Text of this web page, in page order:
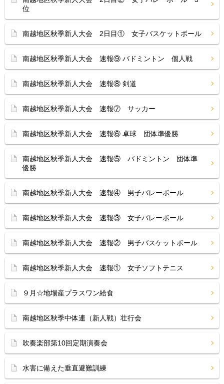
位
南越地区秋季新人大会 2日目① 女子バスケットボール
南越地区秋季新人大会 速報⑨ バドミントン 個人戦
南越地区秋季新人大会 速報⑧ 剣道
南越地区秋季新人大会 速報⑦ サッカー
南越地区秋季新人大会 速報⑥ 卓球 団体準優勝
南越地区秋季新人大会 速報⑤ バドミントン 団体準
優勝
南越地区秋季新人大会 速報④ 男子バレーボール
南越地区秋季新人大会 速報③ 女子バレーボール
南越地区秋季新人大会 速報② 男子バスケットボール
南越地区秋季新人大会 速報① 女子ソフトテニス
９月☆地場産プラスワン給食
南越地区秋季中体連（新人戦）壮行会
吹奏楽部第10回定期演奏会
水害に備えた垂直避難訓練